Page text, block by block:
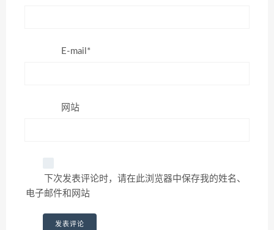
E-mail*
网站
下次发表评论时，请在此浏览器中保存我的姓名、
电子邮件和网站